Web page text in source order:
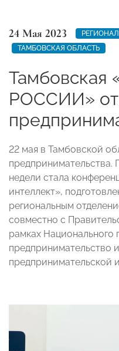
24 Мая 2023
ТАМБОВСКАЯ ОБЛАСТЬ
РОССИИ»
22 мая в Тамбовской
недели стала
интеллект»,
региональным
совместно с
рамках Национального
предпринимательство
предпринимательской